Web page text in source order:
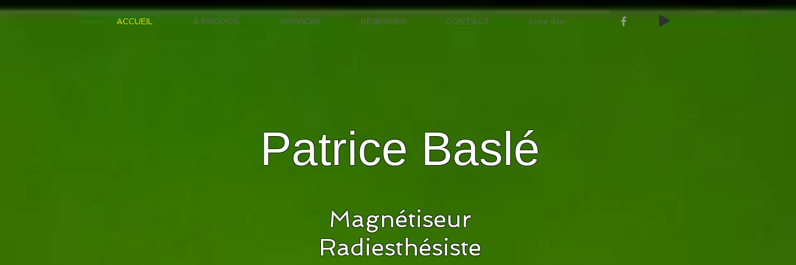
ACCUEIL À PROPOS SERVICES RÉSERVER CONTACT Livre d'or
Patrice Baslé
Magnétiseur
Radiesthésiste